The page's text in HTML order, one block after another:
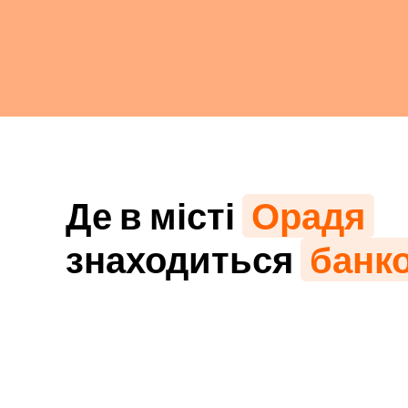
Де в місті Орадя
знаходиться